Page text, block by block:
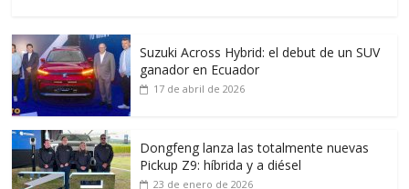
Suzuki Across Hybrid: el debut de un SUV
ganador en Ecuador
17 de abril de 2026
Dongfeng lanza las totalmente nuevas
Pickup Z9: híbrida y a diésel
23 de enero de 2026